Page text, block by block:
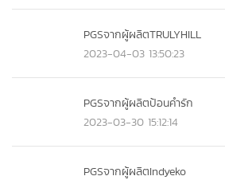
PGSจากผู้ผลิตTRULYHILL
2023-04-03 13:50:23
PGSจากผู้ผลิตป้อนคำรัก
2023-03-30 15:12:14
PGSจากผู้ผลิตIndyeko